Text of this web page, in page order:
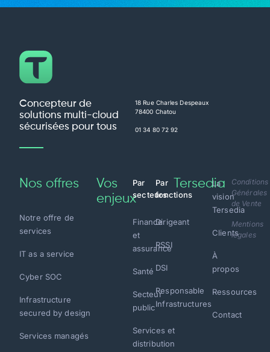
Nos offres
Notre offre de
services
IT as a service
Cyber SOC
Infrastructure
secured by design
Services managés
Vos
enjeux
Par
secteurs
Finance
et
assurance
Santé
Secteur
public
Services et
distribution
Par
fonctions
Dirigeant
RSSI
DSI
Responsable
Infrastructures
Tersedia
La
vision
Tersedia
Clients
À
propos
Ressources
Contact
Conditions
Générales
de Vente
Mentions
légales
18 Rue Charles Despeaux
78400 Chatou
01 34 80 72 92
Concepteur de
solutions multi-cloud
sécurisées pour tous